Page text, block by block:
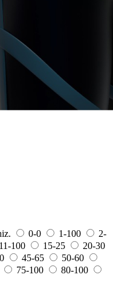
0-0 1-100
2-
11-100 15-25
20-30
45-65
50-60
75-100
80-100